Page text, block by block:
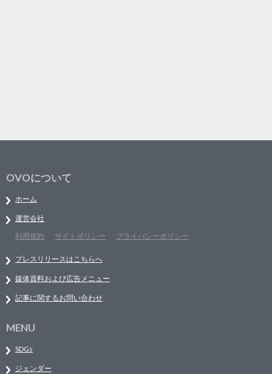
OVOについて
ホーム
運営会社
利用規約
サイトポリシー プライバシーポリシー
プレスリリースはこちらへ
媒体資料および広告メニュー
記事に関するお問い合わせ
MENU
SDGs
ジェンダー